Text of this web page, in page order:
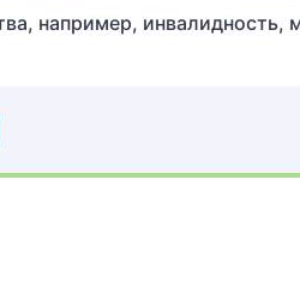
например, инвалидность,